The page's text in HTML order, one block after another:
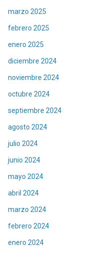
marzo 2025
febrero 2025
enero 2025
diciembre 2024
noviembre 2024
octubre 2024
septiembre 2024
agosto 2024
julio 2024
junio 2024
mayo 2024
abril 2024
marzo 2024
febrero 2024
enero 2024